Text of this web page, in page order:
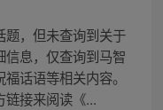
题，但未查询到关于
息，仅查询到马智
话语等相关内容。
接来阅读《...